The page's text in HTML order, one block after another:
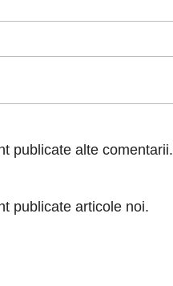
publicate alte comentarii.
publicate articole noi.